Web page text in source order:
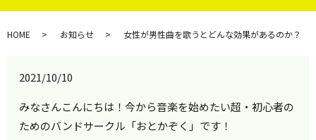
HOME お知らせ 女性が男性曲を歌うとどんな効果があるのか？
2021/10/10
みなさんこんにちは！今から音楽を始めたい超・初心者の
ためのバンドサークル「おとかぞく」です！